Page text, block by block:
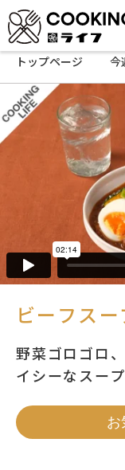
トップページ 今
ビーフス
野菜ゴロゴロ
イシーなスープ
お